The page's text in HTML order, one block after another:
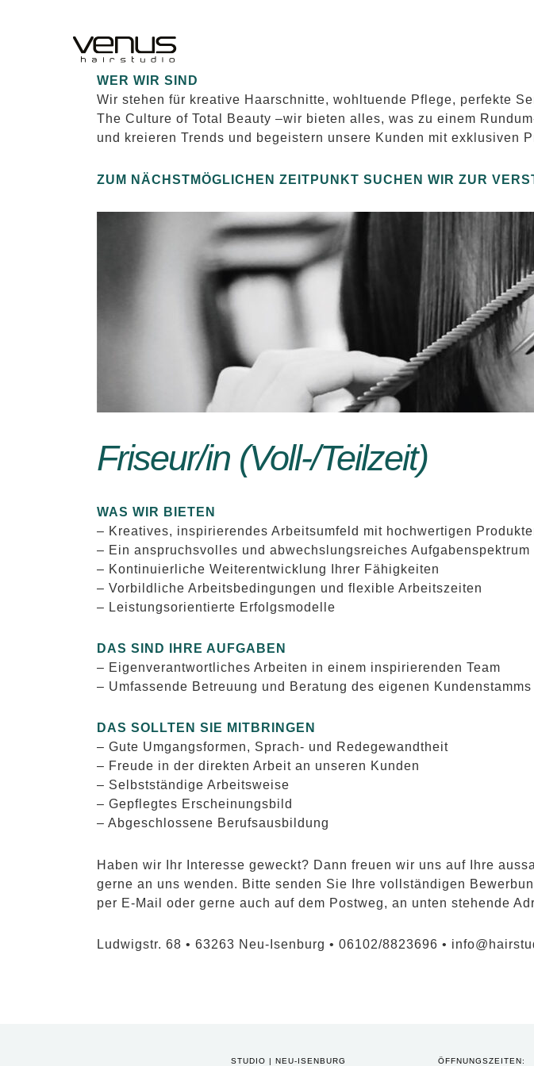
WER WIR SIND
Wir stehen für kreative Haarschnitte, wohltuende Pflege, perfekte
The Culture of Total Beauty –wir bieten alles, was zu einem
und kreieren Trends und begeistern unsere Kunden mit exklusiven
ZUM NÄCHSTMÖGLICHEN ZEITPUNKT SUCHEN WIR ZUR
Friseur/in (Voll-/Teilzeit)
WAS WIR BIETEN
– Kreatives, inspirierendes Arbeitsumfeld mit hochwertigen
– Ein anspruchsvolles und abwechslungsreiches Aufgabenspektrum
– Kontinuierliche Weiterentwicklung Ihrer Fähigkeiten
– Vorbildliche Arbeitsbedingungen und flexible Arbeitszeiten
– Leistungsorientierte Erfolgsmodelle
DAS SIND IHRE AUFGABEN
– Eigenverantwortliches Arbeiten in einem inspirierenden Team
– Umfassende Betreuung und Beratung des eigenen Kundenstamms
DAS SOLLTEN SIE MITBRINGEN
– Gute Umgangsformen, Sprach- und Redegewandtheit
– Freude in der direkten Arbeit an unseren Kunden
– Selbstständige Arbeitsweise
– Gepflegtes Erscheinungsbild
– Abgeschlossene Berufsausbildung
Haben wir Ihr Interesse geweckt? Dann freuen wir uns auf Ihre
gerne an uns wenden. Bitte senden Sie Ihre vollständigen
per E-Mail oder gerne auch auf dem Postweg, an unten stehende
Ludwigstr. 68 • 63263 Neu-Isenburg • 06102/8823696 •
STUDIO | NEU-ISENBURG ÖFFNUNGSZEITEN: